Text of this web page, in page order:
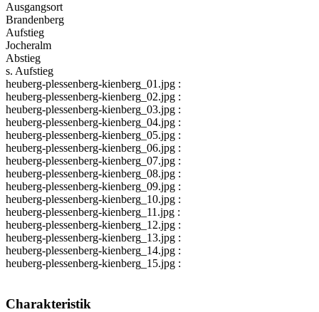
Ausgangsort
Brandenberg
Aufstieg
Jocheralm
Abstieg
s. Aufstieg
heuberg-plessenberg-kienberg_01.jpg :
heuberg-plessenberg-kienberg_02.jpg :
heuberg-plessenberg-kienberg_03.jpg :
heuberg-plessenberg-kienberg_04.jpg :
heuberg-plessenberg-kienberg_05.jpg :
heuberg-plessenberg-kienberg_06.jpg :
heuberg-plessenberg-kienberg_07.jpg :
heuberg-plessenberg-kienberg_08.jpg :
heuberg-plessenberg-kienberg_09.jpg :
heuberg-plessenberg-kienberg_10.jpg :
heuberg-plessenberg-kienberg_11.jpg :
heuberg-plessenberg-kienberg_12.jpg :
heuberg-plessenberg-kienberg_13.jpg :
heuberg-plessenberg-kienberg_14.jpg :
heuberg-plessenberg-kienberg_15.jpg :
Charakteristik